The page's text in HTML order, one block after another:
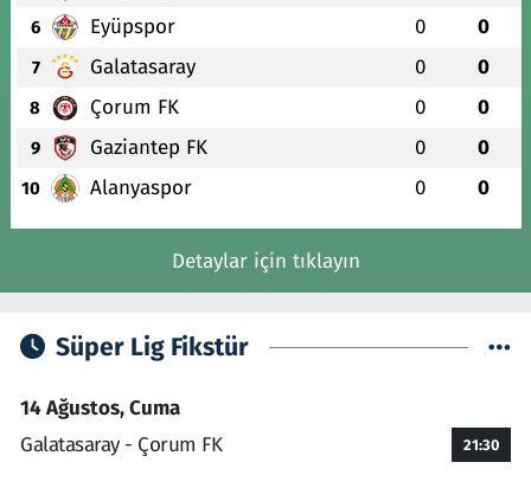
6 Eyüpspor 0 0
7 Galatasaray 0 0
8 Çorum FK 0 0
9 Gaziantep FK 0 0
10 Alanyaspor 0 0
Detaylar için tıklayın
Süper Lig Fikstür
14 Ağustos, Cuma
Galatasaray - Çorum FK
21:30